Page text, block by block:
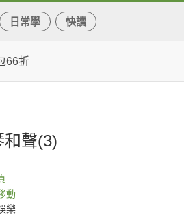
日常學 快讀
66折
和聲(3)
動
樂